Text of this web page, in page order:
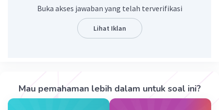
Level 63
24 September 2024 11:33
Buka akses jawaban yang telah terverifikasi
Lihat Iklan
Mau pemahaman lebih dalam untuk soal ini?